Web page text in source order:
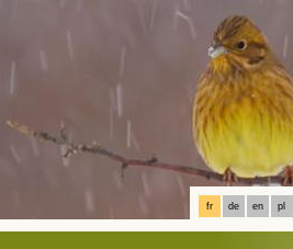
fr de en pl